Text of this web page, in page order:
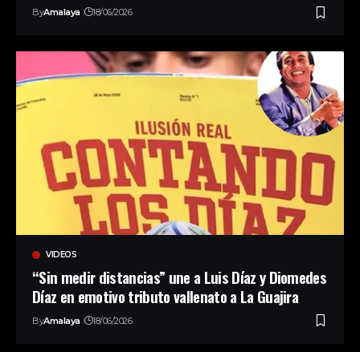
ByAmalaya 18/06/2026
VIDEOS
“Sin medir distancias” une a Luis Díaz y Diomedes
Díaz en emotivo tributo vallenato a La Guajira
ByAmalaya 18/06/2026